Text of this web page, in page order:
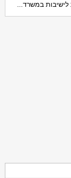
במשרד...